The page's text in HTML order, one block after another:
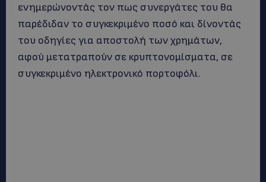
ενημερώνοντάς τον πως συνεργάτες του θα
παρέδιδαν το συγκεκριμένο ποσό και δίνοντάς
του οδηγίες για αποστολή των χρημάτων,
αφού μετατραπούν σε κρυπτονομίσματα, σε
συγκεκριμένο ηλεκτρονικό πορτοφόλι.